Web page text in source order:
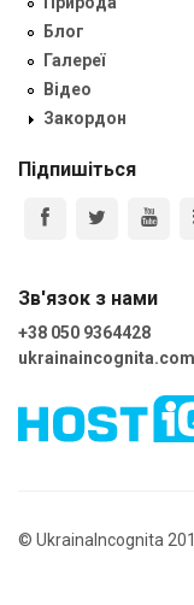
Блог
Галереї
Відео
Закордон
Підпишіться
Зв'язок з нами
+38 050 9364428
© UkrainaIncognita